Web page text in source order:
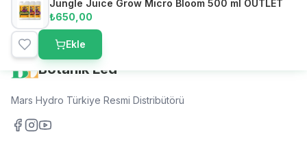
Jungle Juice Grow Micro Bloom 500 ml OUTLET
₺650,00
Ekle
Botanik Led
Mars Hydro Türkiye Resmi Distribütörü